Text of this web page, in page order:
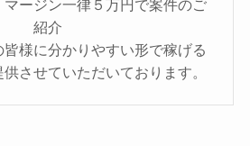
マージン一律５万円で案件のご
紹介
皆様に分かりやすい形で稼げる
させていただいております。